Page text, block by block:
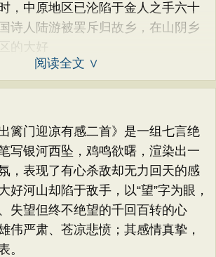
，中原地区已沦陷于金人之手六十
诗人陆游被罢斥归故乡，在山阴乡
的大好
阅读全文 ∨
门迎凉有感二首》是一组七言绝
写银河西坠，鸡鸣欲曙，渲染出一
，表现了有心杀敌却无力回天的感
好河山却陷于敌手，以“望”字为眼，
失望但终不绝望的千回百转的心
伟严肃、苍凉悲愤；其感情真挚，
。